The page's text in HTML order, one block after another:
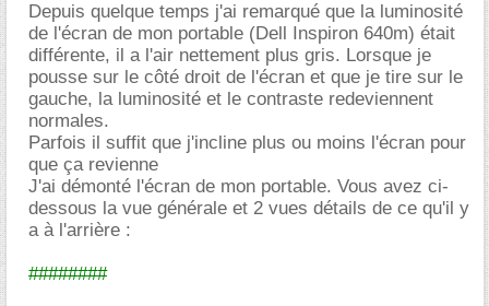
Depuis quelque temps j'ai remarqué que la luminosité
de l'écran de mon portable (Dell Inspiron 640m) était
différente, il a l'air nettement plus gris. Lorsque je
pousse sur le côté droit de l'écran et que je tire sur le
gauche, la luminosité et le contraste redeviennent
normales.
Parfois il suffit que j'incline plus ou moins l'écran pour
que ça revienne
J'ai démonté l'écran de mon portable. Vous avez ci-
dessous la vue générale et 2 vues détails de ce qu'il y
a à l'arrière :
########